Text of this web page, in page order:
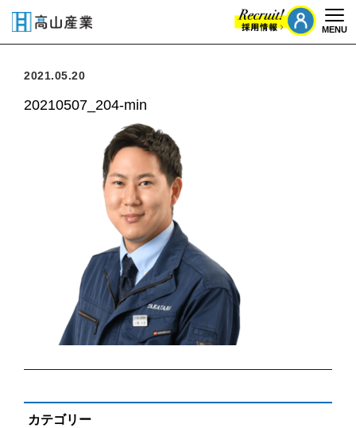
MENU
2021.05.20
20210507_204-min
カテゴリー